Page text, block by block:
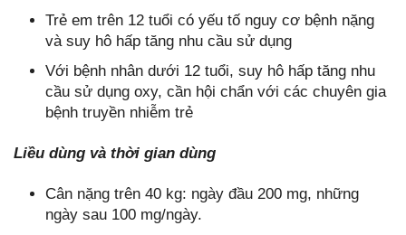
Trẻ em trên 12 tuổi có yếu tố nguy cơ bệnh nặng
và suy hô hấp tăng nhu cầu sử dụng
Với bệnh nhân dưới 12 tuổi, suy hô hấp tăng nhu
cầu sử dụng oxy, cần hội chẩn với các chuyên gia
bệnh truyền nhiễm trẻ
Liều dùng và thời gian dùng
Cân nặng trên 40 kg: ngày đầu 200 mg, những
ngày sau 100 mg/ngày.